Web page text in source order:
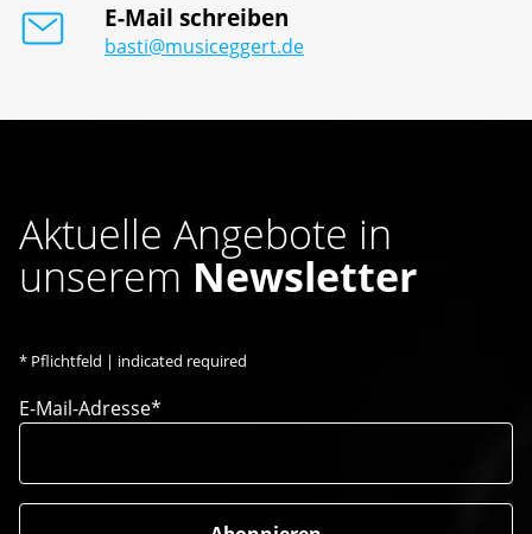
E-Mail schreiben
basti@musiceggert.de
Aktuelle Angebote in
unserem Newsletter
* Pflichtfeld | indicated required
E-Mail-Adresse*